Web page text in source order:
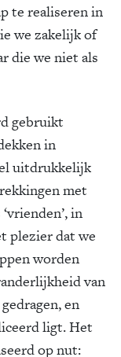
te realiseren in
we zakelijk of
die we niet als
gebruikt
in
uitdrukkelijk
met
in
plezier dat we
worden
van
en
ligt. Het
op nut: